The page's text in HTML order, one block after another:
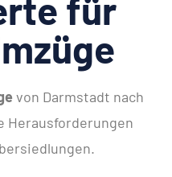
für
von Darmstadt nach
Herausforderungen